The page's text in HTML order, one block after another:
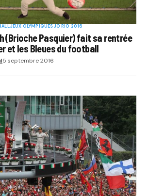
JEUX OLYMPIQUESJO RIO 2016
(Brioche Pasquier) fait sa rentrée
et les Bleues du football
5 septembre 2016